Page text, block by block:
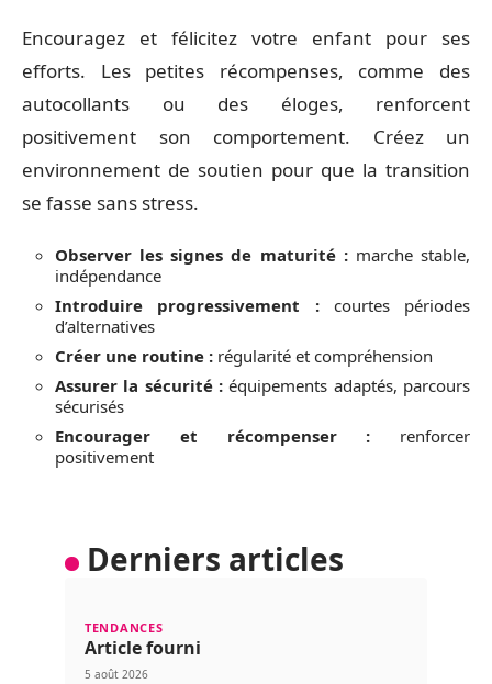
Encouragez et félicitez votre enfant pour ses
efforts. Les petites récompenses, comme des
autocollants ou des éloges, renforcent
positivement son comportement. Créez un
environnement de soutien pour que la transition
se fasse sans stress.
Observer les signes de maturité :marche stable,
indépendance
Introduire progressivement :courtes périodes
d’alternatives
Créer une routine : régularité et compréhension
Assurer la sécurité : équipements adaptés, parcours
sécurisés
Encourager et récompenser : renforcer
positivement
Derniers articles
TENDANCES
Article fourni
5 août 2026